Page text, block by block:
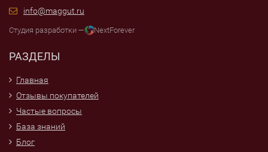
info@maggut.ru
Студия разработки — NextForever
РАЗДЕЛЫ
Главная
Отзывы покупателей
Частые вопросы
База знаний
Блог